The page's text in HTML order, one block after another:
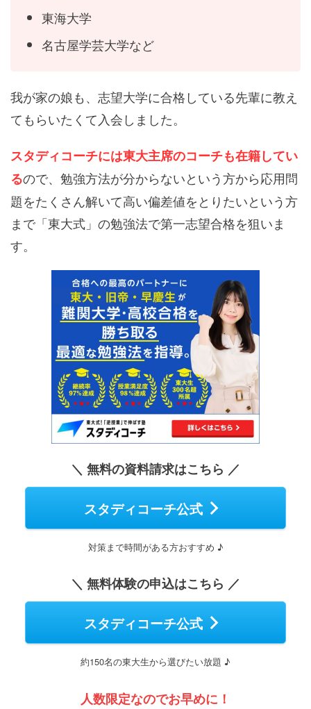
東海大学
名古屋学芸大学など
我が家の娘も、志望大学に合格している先輩に教え
てもらいたくて入会しました。
スタディコーチには東大主席のコーチも在籍してい
るので、勉強方法が分からないという方から応用問
題をたくさん解いて高い偏差値をとりたいという方
まで「東大式」の勉強法で第一志望合格を狙いま
す。
＼ 無料の資料請求はこちら ／
スタディコーチ公式
対策まで時間がある方おすすめ ♪
＼ 無料体験の申込はこちら ／
スタディコーチ公式
約150名の東大生から選びたい放題 ♪
人数限定なのでお早めに！